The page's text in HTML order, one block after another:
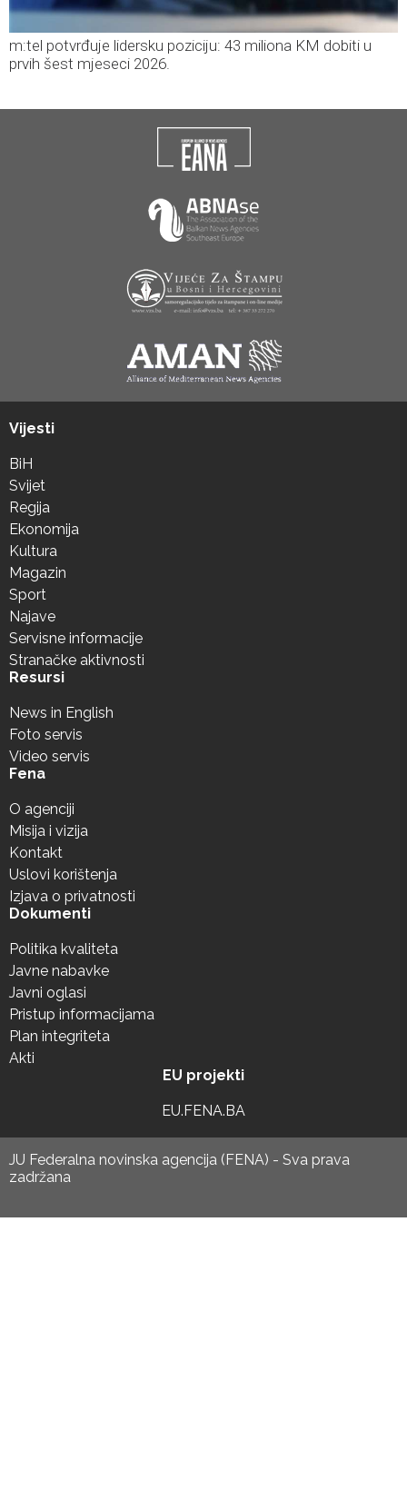
m:tel potvrđuje lidersku poziciju: 43 miliona KM dobiti u
prvih šest mjeseci 2026.
Vijesti
BiH
Svijet
Regija
Ekonomija
Kultura
Magazin
Sport
Najave
Servisne informacije
Stranačke aktivnosti
Resursi
News in English
Foto servis
Video servis
Fena
O agenciji
Misija i vizija
Kontakt
Uslovi korištenja
Izjava o privatnosti
Dokumenti
Politika kvaliteta
Javne nabavke
Javni oglasi
Pristup informacijama
Plan integriteta
Akti
EU projekti
EU.FENA.BA
JU Federalna novinska agencija (FENA) - Sva prava
zadržana